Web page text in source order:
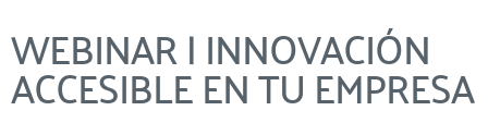
WEBINAR | INNOVACIÓN
ACCESIBLE EN TU EMPRESA